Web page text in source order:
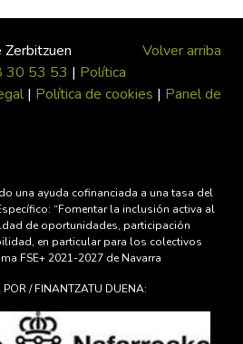
Volver arriba
30 53 53 | Política
| Política de cookies | Panel de
una ayuda cofinanciada a una tasa del
“Fomentar la inclusión activa al
de oportunidades, participación
en particular para los colectivos
FSE+ 2021-2027 de Navarra
/ FINANTZATU DUENA: